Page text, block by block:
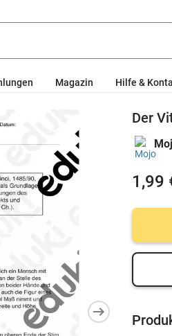
Magazin Hilfe &
Der
1,99